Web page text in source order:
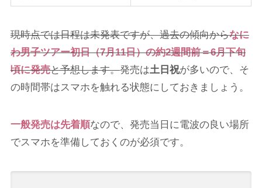
現時点では日程は未発表ですが、過去の傾向からなに
わ男子ツアー初日（7月11日）の約2週間前＝6月下旬
頃に発売と予想します。発売は土日祝が多いので、そ
の時間帯はスマホを触れる状態にしておきましょう。
一般発売は先着順なので、発売当日に電波の良い場所
でスマホを準備しておくのが必須です。